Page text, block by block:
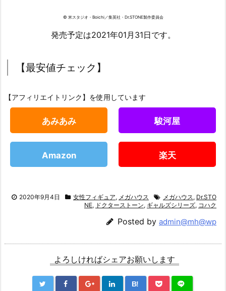
© 米スタジオ・Boichi／集英社・Dr.STONE製作委員会
発売予定は2021年01月31日です。
【最安値チェック】
【アフィリエイトリンク】を使用しています
あみあみ 駿河屋
Amazon 楽天
2020年9月4日 女性フィギュア, メガハウス メガハウス, Dr.STO
NE, ドクターストーン, ギャルズシリーズ, コハク
Posted by admin@mh@wp
よろしければシェアお願いします
B!